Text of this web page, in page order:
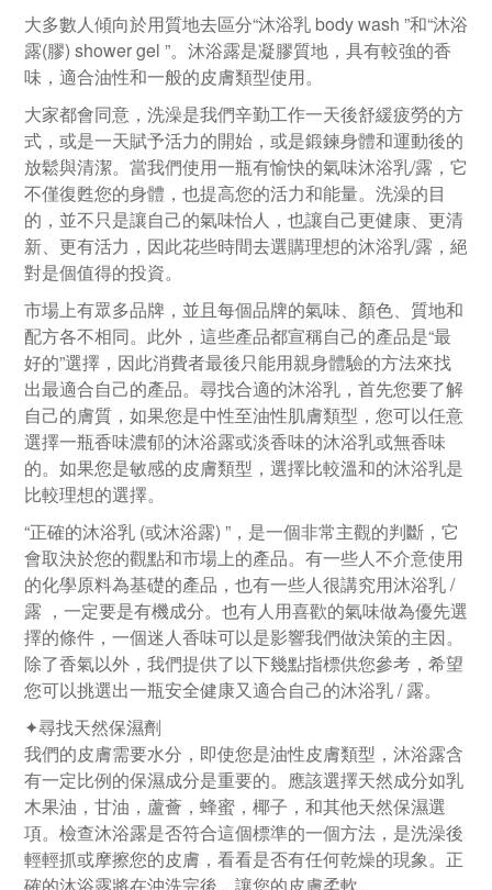
大多數人傾向於用質地去區分“沐浴乳 body wash ”和“沐浴
露(膠) shower gel ”。沐浴露是凝膠質地，具有較強的香
味，適合油性和一般的皮膚類型使用。
大家都會同意，洗澡是我們辛勤工作一天後舒緩疲勞的方
式，或是一天賦予活力的開始，或是鍛鍊身體和運動後的
放鬆與清潔。當我們使用一瓶有愉快的氣味沐浴乳/露，它
不僅復甦您的身體，也提高您的活力和能量。洗澡的目
的，並不只是讓自己的氣味怡人，也讓自己更健康、更清
新、更有活力，因此花些時間去選購理想的沐浴乳/露，絕
對是個值得的投資。
市場上有眾多品牌，並且每個品牌的氣味、顏色、質地和
配方各不相同。此外，這些產品都宣稱自己的產品是“最
好的”選擇，因此消費者最後只能用親身體驗的方法來找
出最適合自己的產品。尋找合適的沐浴乳，首先您要了解
自己的膚質，如果您是中性至油性肌膚類型，您可以任意
選擇一瓶香味濃郁的沐浴露或淡香味的沐浴乳或無香味
的。如果您是敏感的皮膚類型，選擇比較溫和的沐浴乳是
比較理想的選擇。
“正確的沐浴乳 (或沐浴露) ”，是一個非常主觀的判斷，它
會取決於您的觀點和市場上的產品。有一些人不介意使用
的化學原料為基礎的產品，也有一些人很講究用沐浴乳 /
露 ，一定要是有機成分。也有人用喜歡的氣味做為優先選
擇的條件，一個迷人香味可以是影響我們做決策的主因。
除了香氣以外，我們提供了以下幾點指標供您參考，希望
您可以挑選出一瓶安全健康又適合自己的沐浴乳 / 露。
✦尋找天然保濕劑
我們的皮膚需要水分，即使您是油性皮膚類型，沐浴露含
有一定比例的保濕成分是重要的。應該選擇天然成分如乳
木果油，甘油，蘆薈，蜂蜜，椰子，和其他天然保濕選
項。檢查沐浴露是否符合這個標準的一個方法，是洗澡後
輕輕抓或摩擦您的皮膚，看看是否有任何乾燥的現象。正
確的沐浴露將在沖洗完後，讓您的皮膚柔軟。